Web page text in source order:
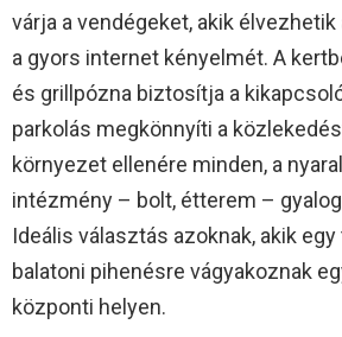
várja a vendégeket, akik
a gyors internet kényelmét. A
és grillpózna biztosítja a
parkolás megkönnyíti a
környezet ellenére minden, a
intézmény – bolt, étterem –
Ideális választás azoknak, akik
balatoni pihenésre vágyakoznak
központi helyen.